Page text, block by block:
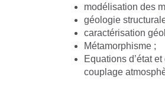
modélisation des
géologie
caractérisation
Métamorphisme ;
Equations d’état
couplage